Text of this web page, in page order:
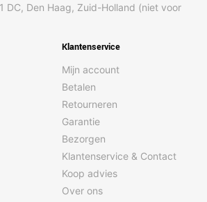
DC, Den Haag, Zuid-Holland (niet voor
Klantenservice
Mijn account
Betalen
Retourneren
Garantie
Bezorgen
Klantenservice & Contact
Koop advies
Over ons